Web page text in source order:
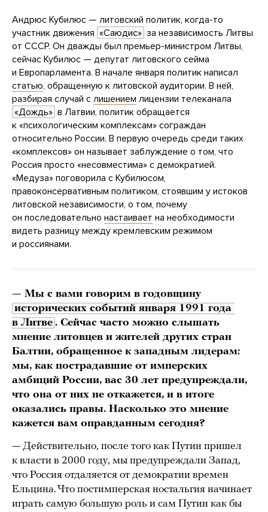
Андрюс Кубилюс — литовский политик, когда-то
участник движения «Саюдис» за независимость Литвы
от СССР. Он дважды был премьер-министром Литвы,
сейчас Кубилюс — депутат литовского сейма
и Европарламента. В начале января политик написал
статью, обращенную к литовской аудитории. В ней,
разбирая случай с лишением лицензии телеканала
«Дождь» в Латвии, политик обращается
к «психологическим комплексам» сограждан
относительно России. В первую очередь среди таких
«комплексов» он называет заблуждение о том, что
Россия просто «несовместима» с демократией.
«Медуза» поговорила с Кубилюсом,
правоконсервативным политиком, стоявшим у истоков
литовской независимости, о том, почему
он последовательно настаивает на необходимости
видеть разницу между кремлевским режимом
и россиянами.
— Мы с вами говорим в годовщину
исторических событий января 1991 года
в Литве . Сейчас часто можно слышать
мнение литовцев и жителей других стран
Балтии, обращенное к западным лидерам:
мы, как пострадавшие от имперских
амбиций России, вас 30 лет предупреждали,
что она от них не откажется, и в итоге
оказались правы. Насколько это мнение
кажется вам оправданным сегодня?
— Действительно, после того как Путин пришел
к власти в 2000 году, мы предупреждали Запад,
что Россия отдаляется от демократии времен
Ельцина. Что постимперская ностальгия начинает
играть самую большую роль и сам Путин как бы